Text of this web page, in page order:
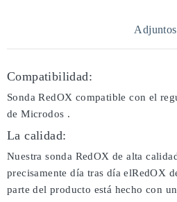
Adjuntos
Compatibilidad:
Sonda RedOX compatible con el
de Microdos .
La calidad:
Nuestra sonda RedOX de alta
precisamente día tras día elRedOX
parte del producto está hecho con